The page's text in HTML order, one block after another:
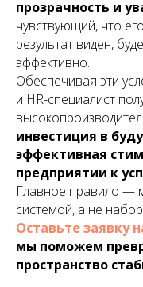
прозрачность и
чувствующий, что
результат виден,
эффективно.
Обеспечивая эти
и HR-специалист
инвестиция в
эффективная
предприятии к
Главное правило —
системой, а не
Оставьте заявку
мы поможем
пространство